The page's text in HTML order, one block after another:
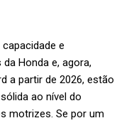
e
Honda e, agora,
a partir de 2026, estão
ao nível do
motrizes. Se por um